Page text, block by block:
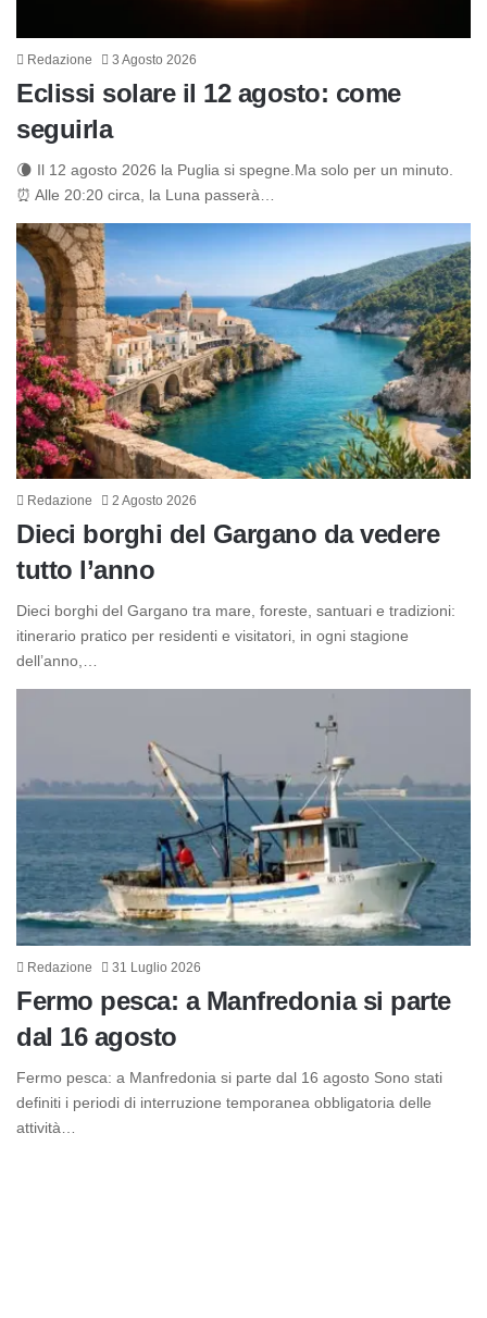
Redazione 3 Agosto 2026
Eclissi solare il 12 agosto: come
seguirla
🌘 Il 12 agosto 2026 la Puglia si spegne.Ma solo per un minuto.
⏰ Alle 20:20 circa, la Luna passerà…
Redazione 2 Agosto 2026
Dieci borghi del Gargano da vedere
tutto l’anno
Dieci borghi del Gargano tra mare, foreste, santuari e tradizioni:
itinerario pratico per residenti e visitatori, in ogni stagione
dell’anno,…
Redazione 31 Luglio 2026
Fermo pesca: a Manfredonia si parte
dal 16 agosto
Fermo pesca: a Manfredonia si parte dal 16 agosto Sono stati
definiti i periodi di interruzione temporanea obbligatoria delle
attività…